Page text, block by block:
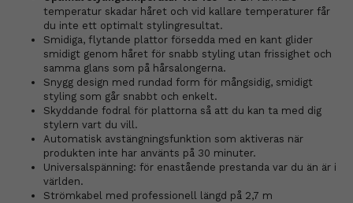
temperatur skadar håret och vid kallare temperaturer får
du inte ett optimalt stylingresultat.
Smidiga, flytande plattor försedda med en kant glider
smidigt genom håret för snabb styling utan frissighet och
samma glans som på hårsalongerna.
Snygg design med rundad form för mångsidig, smidigt
styling som går snabbt och enkelt.
Skyddande fodral för plattorna så att du kan ta med dig
stylern vart du vill.
Automatisk avstängningsfunktion som aktiveras när
produkten inte har använts på 30 minuter.
Universalspänning: för enastående prestanda var du än är i
världen.
Strömkabel med professionell längd på 2,7 m